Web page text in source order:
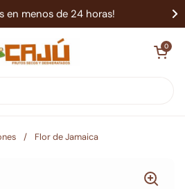
en menos de 24 horas!
Abrir carrito
0
/ Flor de Jamaica